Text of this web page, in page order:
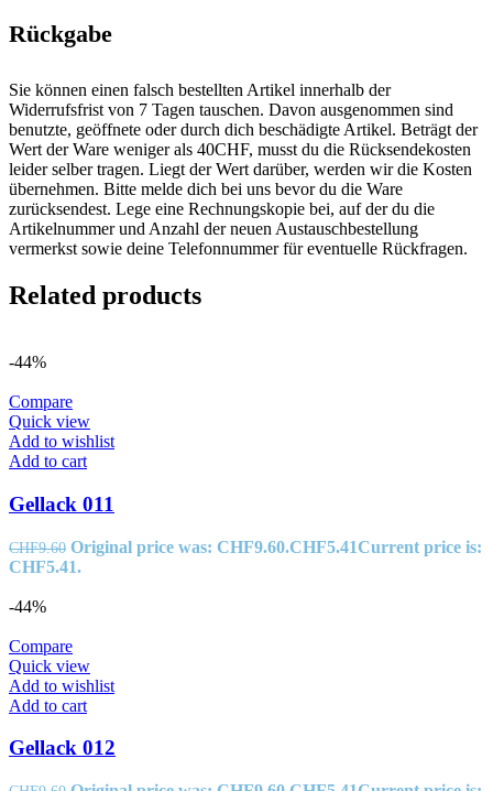
Rückgabe
Sie können einen falsch bestellten Artikel innerhalb der
Widerrufsfrist von 7 Tagen tauschen. Davon ausgenommen sind
benutzte, geöffnete oder durch dich beschädigte Artikel. Beträgt der
Wert der Ware weniger als 40CHF, musst du die Rücksendekosten
leider selber tragen. Liegt der Wert darüber, werden wir die Kosten
übernehmen. Bitte melde dich bei uns bevor du die Ware
zurücksendest. Lege eine Rechnungskopie bei, auf der du die
Artikelnummer und Anzahl der neuen Austauschbestellung
vermerkst sowie deine Telefonnummer für eventuelle Rückfragen.
Related products
-44%
Compare
Quick view
Add to wishlist
Add to cart
Gellack 011
CHF9.60 Original price was: CHF9.60.CHF5.41Current price is:
CHF5.41.
-44%
Compare
Quick view
Add to wishlist
Add to cart
Gellack 012